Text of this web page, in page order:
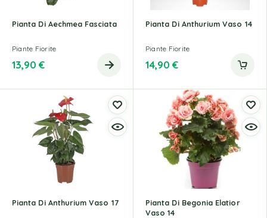
Pianta Di Aechmea Fasciata
Piante Fiorite
13,90 €
Pianta Di Anthurium Vaso 14
Piante Fiorite
14,90 €
Pianta Di Anthurium Vaso 17
Pianta Di Begonia Elatior
Vaso 14